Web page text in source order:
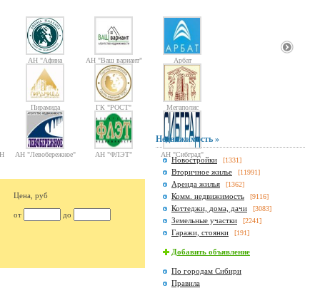
АН "Афина
Паллада"
АН "Ваш вариант" Арбат
Пирамида ГК "РОСТ" Мегаполис
АН "Левобережное" АН "ФЛЭТ" АН "Сибград"
Цена, руб
от до
Недвижимость »
Новостройки [1331]
Вторичное жилье [11991]
Аренда жилья [1362]
Комм. недвижимость [9116]
Коттеджи, дома, дачи [3083]
Земельные участки [2241]
Гаражи, стоянки [191]
Добавить объявление
По городам Сибири
Правила